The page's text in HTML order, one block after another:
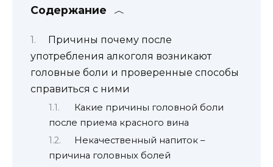
Содержание
Причины почему после
употребления алкоголя возникают
головные боли и проверенные способы
справиться с ними
Какие причины головной боли
после приема красного вина
Некачественный напиток –
причина головных болей